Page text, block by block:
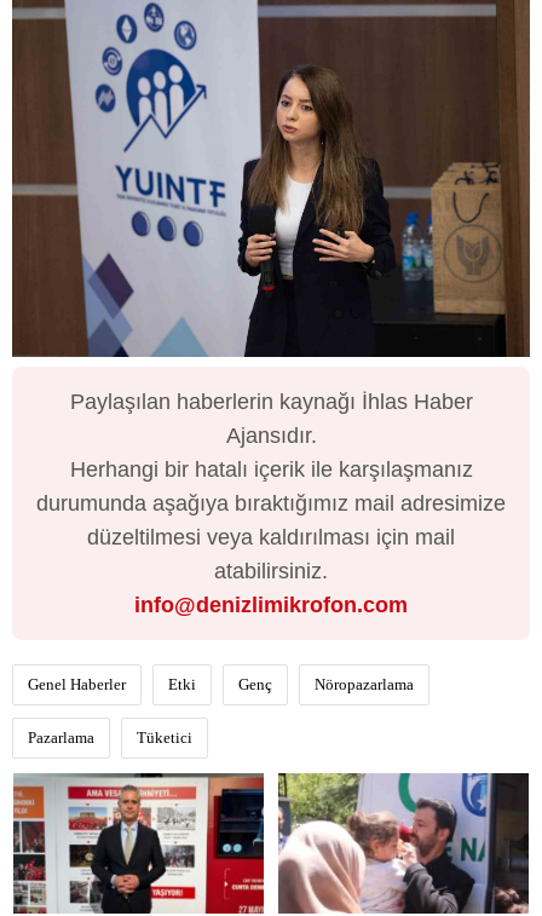
Paylaşılan haberlerin kaynağı İhlas Haber
Ajansıdır.
Herhangi bir hatalı içerik ile karşılaşmanız
durumunda aşağıya bıraktığımız mail adresimize
düzeltilmesi veya kaldırılması için mail
atabilirsiniz.
info@denizlimikrofon.com
Genel Haberler Etki Genç Nöropazarlama
Pazarlama Tüketici